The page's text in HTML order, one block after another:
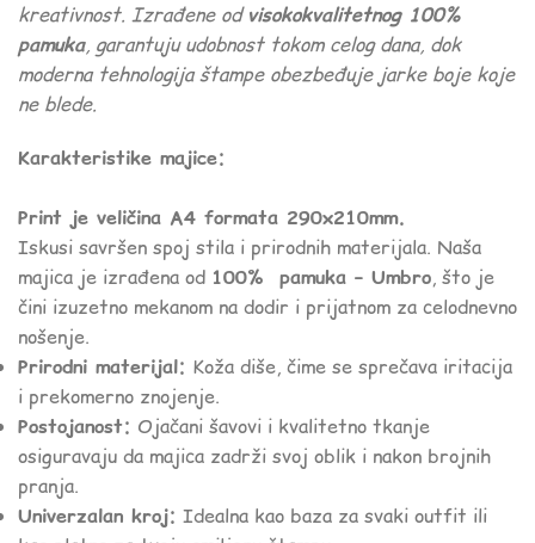
kreativnost. Izrađene odvisokokvalitetnog 100%
pamuka, garantuju udobnost tokom celog dana, dok
moderna tehnologija štampe obezbeđuje jarke boje koje
ne blede.
Karakteristike majice:
Print je veličina A4 formata 290x210mm.
Iskusi savršen spoj stila i prirodnih materijala. Naša
majica je izrađena od 100% pamuka – Umbro, što je
čini izuzetno mekanom na dodir i prijatnom za celodnevno
nošenje.
Prirodni materijal: Koža diše, čime se sprečava iritacija
i prekomerno znojenje.
Postojanost: Ojačani šavovi i kvalitetno tkanje
osiguravaju da majica zadrži svoj oblik i nakon brojnih
pranja.
Univerzalan kroj: Idealna kao baza za svaki outfit ili